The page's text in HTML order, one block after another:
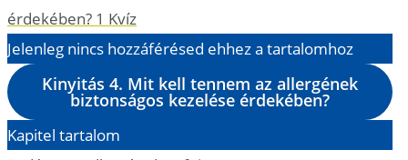
érdekében? 1 Kvíz
Jelenleg nincs hozzáférésed ehhez a tartalomhoz
Kinyitás 4. Mit kell tennem az allergének
biztonságos kezelése érdekében?
Kapitel tartalom